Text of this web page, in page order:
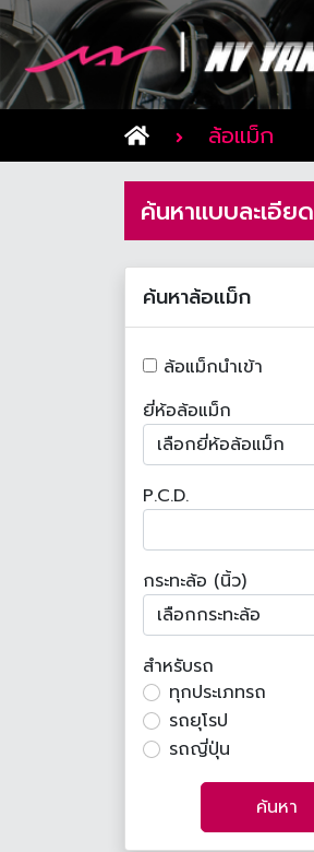
ล้อแม็ก
ค้นหาแบบละเอียด
ค้นหาล้อแม็ก
ล้อแม็กนำเข้า
ยี่ห้อล้อแม็ก
P.C.D.
กระทะล้อ (นิ้ว)
สำหรับรถ
ทุกประเภทรถ
รถยุโรป
รถญี่ปุ่น
ค้นหา